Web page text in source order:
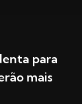
para
mais